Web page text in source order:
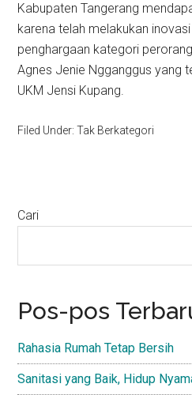
Kabupaten Tangerang
karena telah melakukan
penghargaan kategori
Agnes Jenie Ngganggus yang
UKM Jensi Kupang.
Filed Under: Tak Berkategori
Primary
Cari
Pos-pos
Rahasia Rumah Tetap Bersih
Sanitasi yang Baik, Hidup